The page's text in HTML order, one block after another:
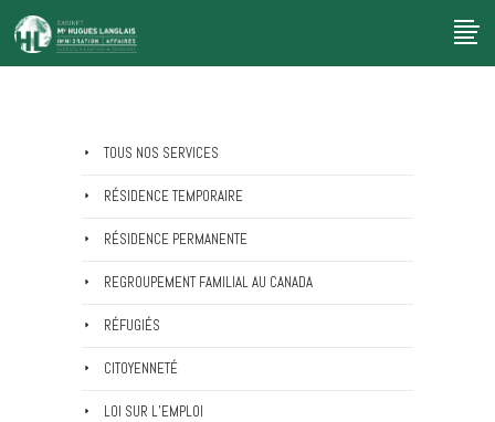
TOUS NOS SERVICES
RÉSIDENCE TEMPORAIRE
RÉSIDENCE PERMANENTE
REGROUPEMENT FAMILIAL AU CANADA
RÉFUGIÉS
CITOYENNETÉ
LOI SUR L’EMPLOI